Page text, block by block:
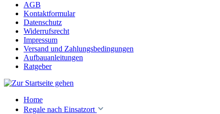
AGB
Kontaktformular
Datenschutz
Widerrufsrecht
Impressum
Versand und Zahlungsbedingungen
Aufbauanleitungen
Ratgeber
Home
Regale nach Einsatzort